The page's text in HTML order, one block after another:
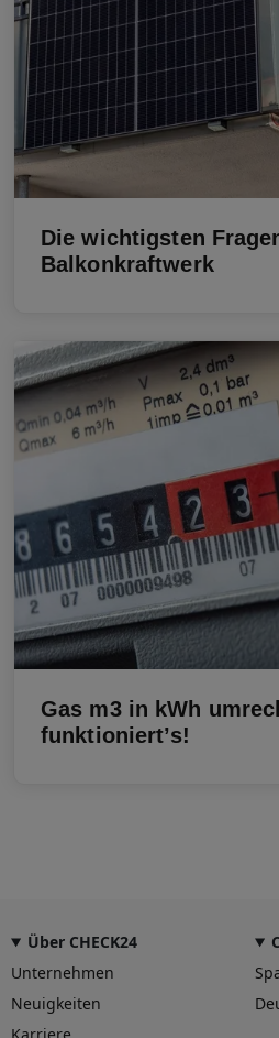
Die wichtigsten
Balkonkraftwerk
Gas m3 in kWh
funktioniert’s!
Über CHECK24
Unternehmen
Neuigkeiten